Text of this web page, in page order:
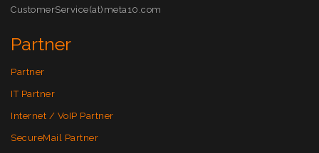
CustomerService(at)meta10.com
Partner
Partner
IT Partner
Internet / VoIP Partner
SecureMail Partner